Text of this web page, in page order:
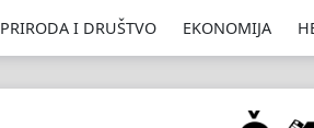
PRIRODA I DRUŠTVO EKONOMIJA